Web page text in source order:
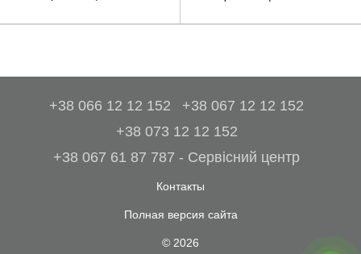
+38 066 12 12 152
+38 067 12 12 152
+38 073 12 12 152
+38 067 61 87 787 - Сервісний центр
Контакты
Полная версия сайта
© 2026